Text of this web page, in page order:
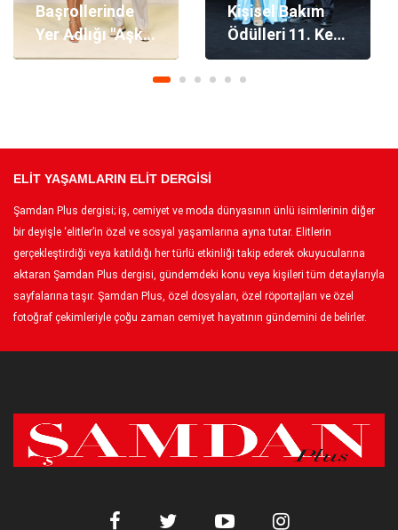
Başrollerinde
Yer Adlığı "Aşkı
Hatırla" Dizisinin
Kişisel Bakım
Ödülleri 11. Kez
Sahiplerini
Buldu!
ELİT YAŞAMLARIN ELİT DERGİSİ
Şamdan Plus dergisi; iş, cemiyet ve moda dünyasının ünlü isimlerinin diğer
bir deyişle ‘elitler’in özel ve sosyal yaşamlarına ayna tutar. Elitlerin
gerçekleştirdiği veya katıldığı her türlü etkinliği takip ederek okuyucularına
aktaran Şamdan Plus dergisi, gündemdeki konu veya kişileri tüm detaylarıyla
sayfalarına taşır. Şamdan Plus, özel dosyaları, özel röportajları ve özel
fotoğraf çekimleriyle çoğu zaman cemiyet hayatının gündemini de belirler.